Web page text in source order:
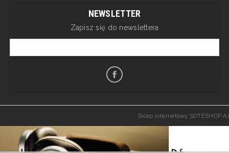
NEWSLETTER
Zapisz się do newslettera
Sklep internetowy SOTESHOP AI